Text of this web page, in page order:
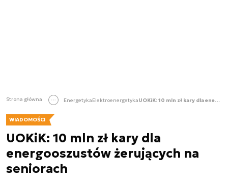
Strona główna EnergetykaElektroenergetyka UOKiK: 10 mln zł kary dla energooszustów żerujących na seniorach
WIADOMOŚCI
UOKiK: 10 mln zł kary dla
energooszustów żerujących na
seniorach